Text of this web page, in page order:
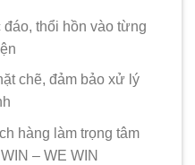
thổi hồn vào từng
chẽ, đảm bảo xử lý
hàng làm trọng tâm
– WE WIN